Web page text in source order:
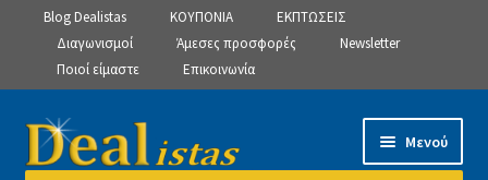
Blog Dealistas ΚΟΥΠΟΝΙΑ
ΕΚΠΤΩΣΕΙΣ
Διαγωνισμοί
Άμεσες προσφορές
Newsletter
Ποιοί είμαστε
Επικοινωνία
Απευθείας
μετάβαση
Μετάβαση
σε
Μενού